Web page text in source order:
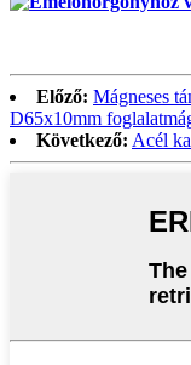
Előző: Mágneses
D65x10mm
Következő: Acél